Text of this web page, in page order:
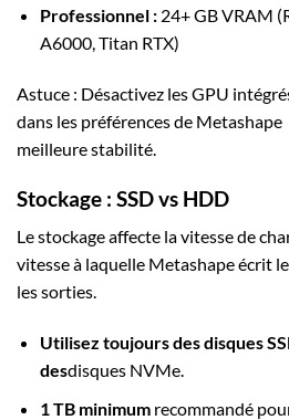
Professionnel :24+ GB VRAM
A6000, Titan RTX)
Astuce : Désactivez les GPU
dans les préférences de
meilleure stabilité.
Stockage : SSD vs HDD
Le stockage affecte la vitesse de
vitesse à laquelle Metashape écrit
les sorties.
Utilisez toujours des disques
desdisques NVMe.
1 TB minimumrecommandé